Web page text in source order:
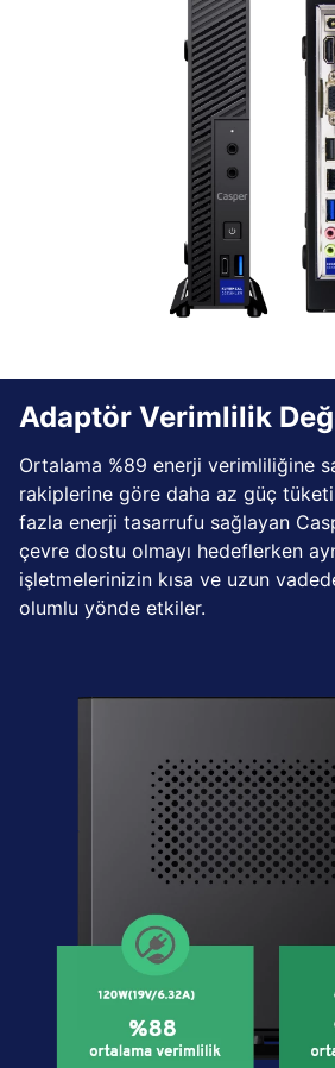
Adaptör Verimlilik
Ortalama %89 enerji verimliliğine
rakiplerine göre daha az güç
fazla enerji tasarrufu sağlayan
çevre dostu olmayı hedeflerken
işletmelerinizin kısa ve uzun vadede
olumlu yönde etkiler.